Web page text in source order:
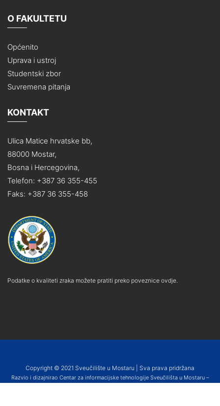
O FAKULTETU
Općenito
Uprava i ustroj
Studentski zbor
Suvremena pitanja
KONTAKT
Ulica Matice hrvatske bb,
88000 Mostar,
Bosna i Hercegovina,
Telefon: +387 36 355-455
Faks: +387 36 355-458
Podatke o kvaliteti zraka možete pratiti preko poveznice ovdje.
Copyright © 2021 Sveučilište u Mostaru | Sva prava pridržana
Razvio i dizajnirao Centar za informacijske tehnologije Sveučilišta u Mostaru –